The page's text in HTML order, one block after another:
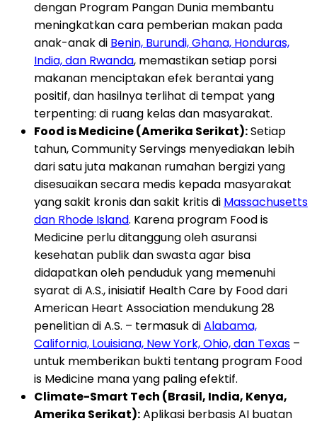
dengan Program Pangan Dunia membantu
meningkatkan cara pemberian makan pada
anak-anak di Benin, Burundi, Ghana, Honduras,
India, dan Rwanda, memastikan setiap porsi
makanan menciptakan efek berantai yang
positif, dan hasilnya terlihat di tempat yang
terpenting: di ruang kelas dan masyarakat.
Food is Medicine (Amerika Serikat):Setiap
tahun, Community Servings menyediakan lebih
dari satu juta makanan rumahan bergizi yang
disesuaikan secara medis kepada masyarakat
yang sakit kronis dan sakit kritis di Massachusetts
dan Rhode Island. Karena program Food is
Medicine perlu ditanggung oleh asuransi
kesehatan publik dan swasta agar bisa
didapatkan oleh penduduk yang memenuhi
syarat di A.S., inisiatif Health Care by Food dari
American Heart Association mendukung 28
penelitian di A.S. – termasuk diAlabama,
California, Louisiana, New York, Ohio, dan Texas –
untuk memberikan bukti tentang program Food
is Medicine mana yang paling efektif.
Climate-Smart Tech (Brasil, India, Kenya,
Amerika Serikat):Aplikasi berbasis AI buatan